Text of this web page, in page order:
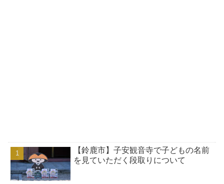
【鈴鹿市】子安観音寺で子どもの名前
を見ていただく段取りについて